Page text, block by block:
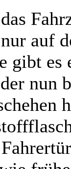
auf
gibt es
nun